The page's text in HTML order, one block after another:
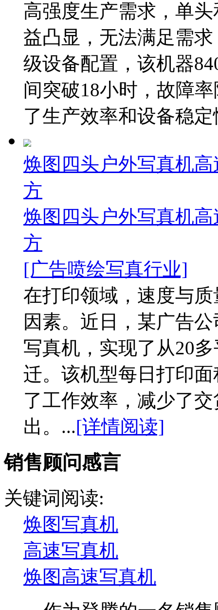
高强度生产需求，单
益凸显，无法满足需
级设备配置，该机器
间突破18小时，故障
了生产效率和设备稳
焕图四头户外写真机
方
焕图四头户外写真机
方
[广告喷绘写真行业]
在打印领域，速度与
因素。近日，某广告
写真机，实现了从20
迁。该机型每日打印
了工作效率，减少了
出。...[详情阅读]
销售顾问感言
关键词阅读:
焕图写真机
高速写真机
焕图高速写真机